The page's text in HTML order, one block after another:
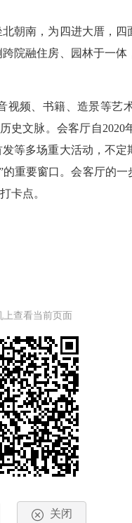
南，为四进大厝，四
院融住房、园林于一
、书籍、造景等艺术
文脉。会客厅自
等多场重大活动，不
重要窗口。会客厅的
卡点。
上查看当前页面
关闭